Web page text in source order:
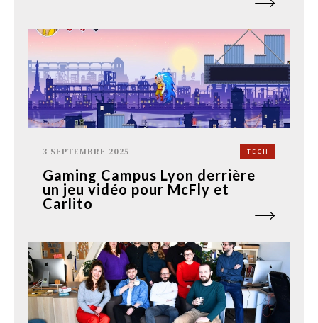
3 SEPTEMBRE 2025 TECH
Gaming Campus Lyon derrière
un jeu vidéo pour McFly et
Carlito